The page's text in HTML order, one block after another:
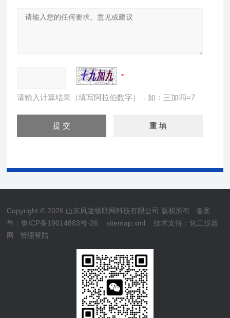
请输入计算结果（填写阿拉伯数字），如：三加四=7
Copyright © 2026 山东风途物联网科技有限公司 版权所有 备案
号：鲁ICP备19014883号-26
sitemap.xml 技术支持：化工仪器
网
管理登陆